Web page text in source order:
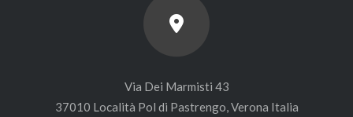
Via Dei Marmisti 43
37010 Località Pol di Pastrengo, Verona Italia